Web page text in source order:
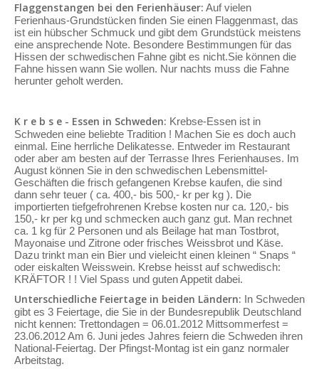
Flaggenstangen bei den Ferienhäuser: Auf vielen
Ferienhaus-Grundstücken finden Sie einen Flaggenmast, das
ist ein hübscher Schmuck und gibt dem Grundstück meistens
eine ansprechende Note. Besondere Bestimmungen für das
Hissen der schwedischen Fahne gibt es nicht.Sie können die
Fahne hissen wann Sie wollen. Nur nachts muss die Fahne
herunter geholt werden.
K r e b s e - Essen in Schweden: Krebse-Essen ist in
Schweden eine beliebte Tradition ! Machen Sie es doch auch
einmal. Eine herrliche Delikatesse. Entweder im Restaurant
oder aber am besten auf der Terrasse Ihres Ferienhauses. Im
August können Sie in den schwedischen Lebensmittel-
Geschäften die frisch gefangenen Krebse kaufen, die sind
dann sehr teuer ( ca. 400,- bis 500,- kr per kg ). Die
importierten tiefgefrohrenen Krebse kosten nur ca. 120,- bis
150,- kr per kg und schmecken auch ganz gut. Man rechnet
ca. 1 kg für 2 Personen und als Beilage hat man Tostbrot,
Mayonaise und Zitrone oder frisches Weissbrot und Käse.
Dazu trinkt man ein Bier und vieleicht einen kleinen “ Snaps “
oder eiskalten Weisswein. Krebse heisst auf schwedisch:
KRÄFTOR ! ! Viel Spass und guten Appetit dabei.
Unterschiedliche Feiertage in beiden Ländern: In Schweden
gibt es 3 Feiertage, die Sie in der Bundesrepublik Deutschland
nicht kennen: Trettondagen = 06.01.2012 Mittsommerfest =
23.06.2012 Am 6. Juni jedes Jahres feiern die Schweden ihren
National-Feiertag. Der Pfingst-Montag ist ein ganz normaler
Arbeitstag.